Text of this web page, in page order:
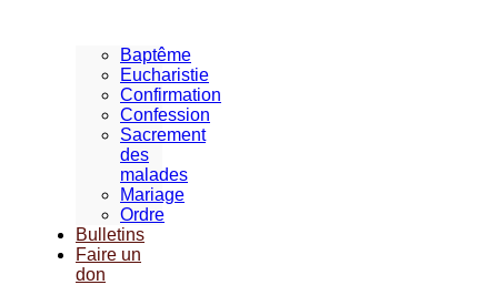
Baptême
Eucharistie
Confirmation
Confession
Sacrement
des
malades
Mariage
Ordre
Bulletins
Faire un
don